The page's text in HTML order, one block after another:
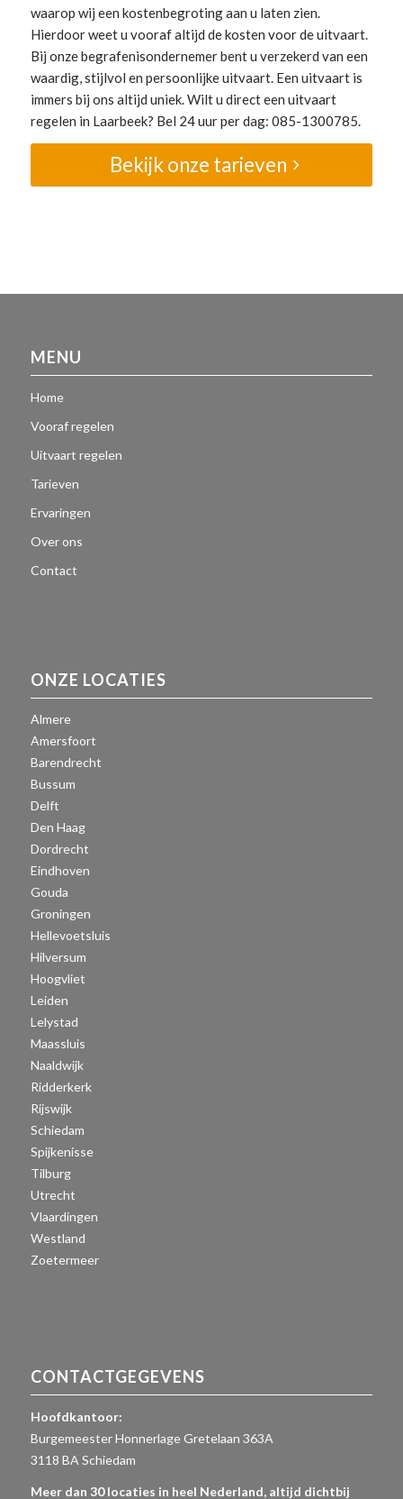
waarop wij een kostenbegroting aan u laten zien.
Hierdoor weet u vooraf altijd de kosten voor de uitvaart.
Bij onze begrafenisondernemer bent u verzekerd van een
waardig, stijlvol en persoonlijke uitvaart. Een uitvaart is
immers bij ons altijd uniek. Wilt u direct een uitvaart
regelen in Laarbeek? Bel 24 uur per dag: 085-1300785.
Bekijk onze tarieven
MENU
Home
Vooraf regelen
Uitvaart regelen
Tarieven
Ervaringen
Over ons
Contact
ONZE LOCATIES
Almere
Amersfoort
Barendrecht
Bussum
Delft
Den Haag
Dordrecht
Eindhoven
Gouda
Groningen
Hellevoetsluis
Hilversum
Hoogvliet
Leiden
Lelystad
Maassluis
Naaldwijk
Ridderkerk
Rijswijk
Schiedam
Spijkenisse
Tilburg
Utrecht
Vlaardingen
Westland
Zoetermeer
CONTACTGEGEVENS
Hoofdkantoor:
Burgemeester Honnerlage Gretelaan 363A
3118 BA Schiedam
Meer dan 30 locaties in heel Nederland, altijd dichtbij